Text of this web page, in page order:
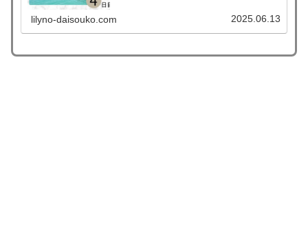
lilyno-daisouko.com 2025.06.13